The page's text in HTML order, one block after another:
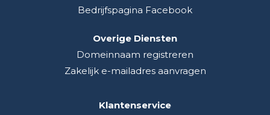
Bedrijfspagina Facebook
Overige Diensten
Domeinnaam registreren
Zakelijk e-mailadres aanvragen
Klantenservice